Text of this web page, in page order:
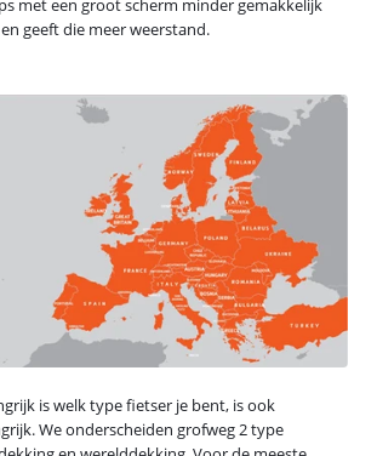
met een groot scherm minder gemakkelijk
geeft die meer weerstand.
is welk type fietser je bent, is ook
We onderscheiden grofweg 2 type